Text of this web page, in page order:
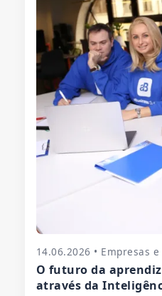
14.06.2026 • Empresas e
O futuro da
através da